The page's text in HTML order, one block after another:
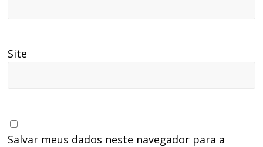
Site
Salvar meus dados neste navegador para a